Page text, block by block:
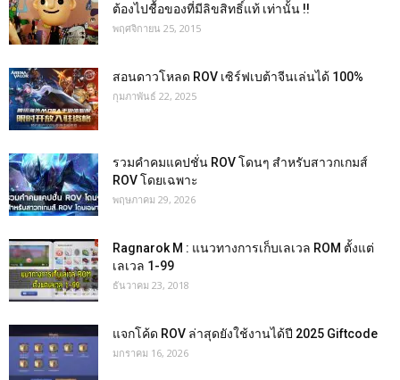
ต้องไปชื้อของที่มีลิขสิทธิ์แท้ เท่านั้น !!
พฤศจิกายน 25, 2015
สอนดาวโหลด ROV เซิร์ฟเบต้าจีนเล่นได้ 100%
กุมภาพันธ์ 22, 2025
รวมคำคมแคปชั่น ROV โดนๆ สำหรับสาวกเกมส์
ROV โดยเฉพาะ
พฤษภาคม 29, 2026
Ragnarok M : แนวทางการเก็บเลเวล ROM ตั้งแต่
เลเวล 1-99
ธันวาคม 23, 2018
แจกโค้ด ROV ล่าสุดยังใช้งานได้ปี 2025 Giftcode
มกราคม 16, 2026